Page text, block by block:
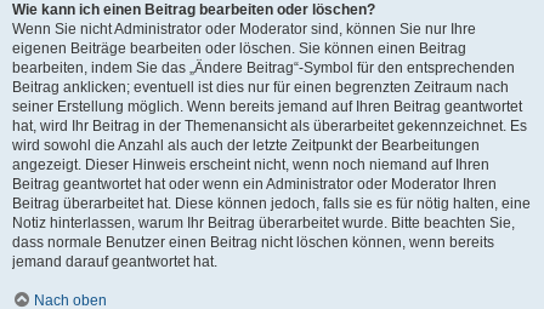
Wie kann ich einen Beitrag bearbeiten oder löschen?
Wenn Sie nicht Administrator oder Moderator sind, können Sie nur Ihre
eigenen Beiträge bearbeiten oder löschen. Sie können einen Beitrag
bearbeiten, indem Sie das „Ändere Beitrag“-Symbol für den entsprechenden
Beitrag anklicken; eventuell ist dies nur für einen begrenzten Zeitraum nach
seiner Erstellung möglich. Wenn bereits jemand auf Ihren Beitrag geantwortet
hat, wird Ihr Beitrag in der Themenansicht als überarbeitet gekennzeichnet. Es
wird sowohl die Anzahl als auch der letzte Zeitpunkt der Bearbeitungen
angezeigt. Dieser Hinweis erscheint nicht, wenn noch niemand auf Ihren
Beitrag geantwortet hat oder wenn ein Administrator oder Moderator Ihren
Beitrag überarbeitet hat. Diese können jedoch, falls sie es für nötig halten, eine
Notiz hinterlassen, warum Ihr Beitrag überarbeitet wurde. Bitte beachten Sie,
dass normale Benutzer einen Beitrag nicht löschen können, wenn bereits
jemand darauf geantwortet hat.
Nach oben